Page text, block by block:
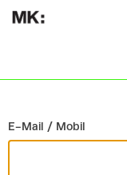
E-Mail / Mobil